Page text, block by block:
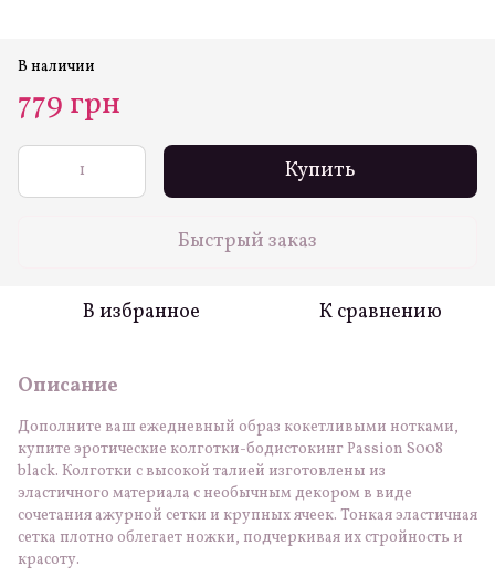
В наличии
779 грн
Купить
Быстрый заказ
В избранное К сравнению
Описание
Дополните ваш ежедневный образ кокетливыми нотками,
купите эротические колготки-бодистокинг Passion S008
black. Колготки с высокой талией изготовлены из
эластичного материала с необычным декором в виде
сочетания ажурной сетки и крупных ячеек. Тонкая эластичная
сетка плотно облегает ножки, подчеркивая их стройность и
красоту.